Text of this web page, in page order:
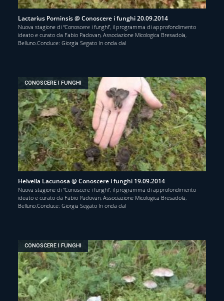
Lactarius Porninsis @ Conoscere i funghi 20.09.2014
Nuova stagione di “Conoscere i funghi”, il programma di approfondimento
ideato e curato da Fabio Padovan, Associazione Micologica Bresadola,
Belluno.Conduce: Giorgia Segato In onda dal
CONOSCERE I FUNGHI
Helvella Lacunosa @ Conoscere i funghi 19.09.2014
Nuova stagione di “Conoscere i funghi”, il programma di approfondimento
ideato e curato da Fabio Padovan, Associazione Micologica Bresadola,
Belluno.Conduce: Giorgia Segato In onda dal
CONOSCERE I FUNGHI